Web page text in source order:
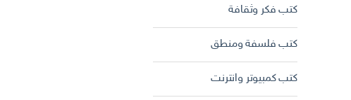
كتب فكر وثقافة
كتب فلسفة ومنطق
كتب كمبيوتر وانترنت